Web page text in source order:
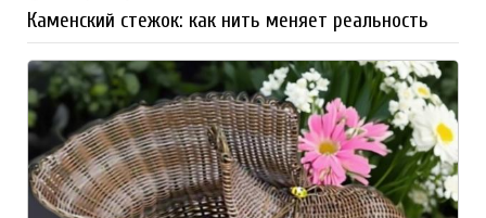
Каменский стежок: как нить меняет реальность